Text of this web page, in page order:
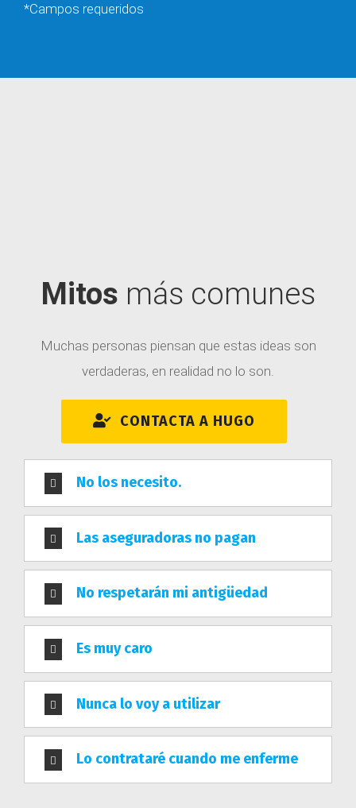
*Campos requeridos
Mitos más comunes
Muchas personas piensan que estas ideas son
verdaderas, en realidad no lo son.
CONTACTA A HUGO
No los necesito.
Las aseguradoras no pagan
No respetarán mi antigüedad
Es muy caro
Nunca lo voy a utilizar
Lo contrataré cuando me enferme
HUGO PALAFOX
Hugo es uno de los mejores agentes de seguros del
norte de México representando aseguros
Monterreyy Metlife, su misión es que tú, y tus
seres queridos, puedan vivir tranquilos, libres de
eventualidad, no están solos.
Consulta nuestro AVISO DE PRIVACIDAD